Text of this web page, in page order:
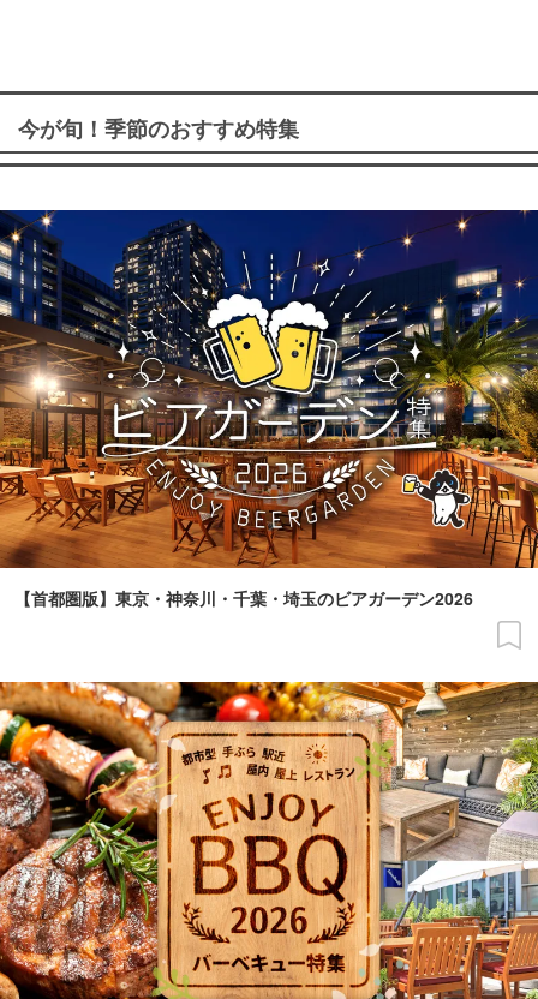
今が旬！季節のおすすめ特集
【首都圏版】東京・神奈川・千葉・埼玉のビアガーデン2026